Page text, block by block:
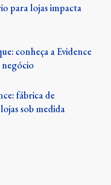
para lojas impacta
conheça a Evidence
fábrica de
sob medida